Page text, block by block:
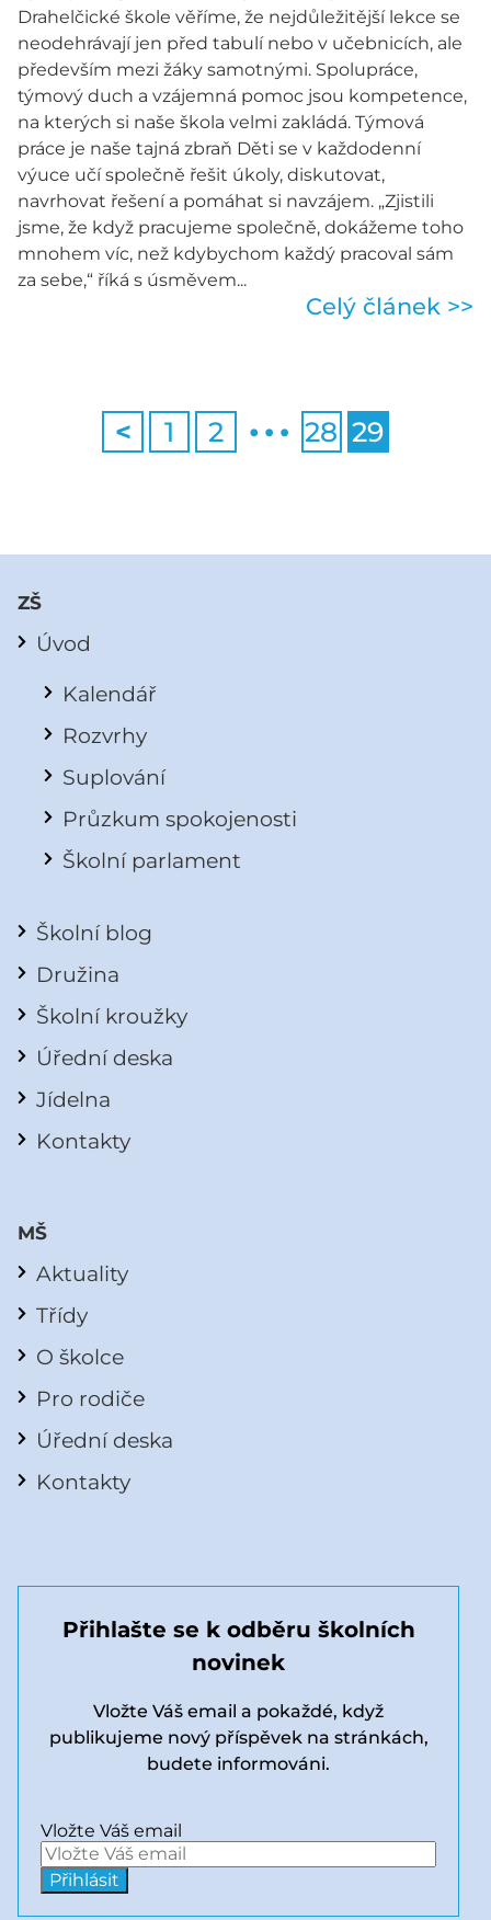
Drahelčické škole věříme, že nejdůležitější lekce se
neodehrávají jen před tabulí nebo v učebnicích, ale
především mezi žáky samotnými. Spolupráce,
týmový duch a vzájemná pomoc jsou kompetence,
na kterých si naše škola velmi zakládá. Týmová
práce je naše tajná zbraň Děti se v každodenní
výuce učí společně řešit úkoly, diskutovat,
navrhovat řešení a pomáhat si navzájem. „Zjistili
jsme, že když pracujeme společně, dokážeme toho
mnohem víc, než kdybychom každý pracoval sám
za sebe,“ říká s úsměvem...
Celý článek >>
< 1 2 … 28 29
ZŠ
Úvod
Kalendář
Rozvrhy
Suplování
Průzkum spokojenosti
Školní parlament
Školní blog
Družina
Školní kroužky
Úřední deska
Jídelna
Kontakty
MŠ
Aktuality
Třídy
O školce
Pro rodiče
Úřední deska
Kontakty
Přihlašte se k odběru školních
novinek
Vložte Váš email a pokaždé, když
publikujeme nový příspěvek na stránkách,
budete informováni.
Vložte Váš email